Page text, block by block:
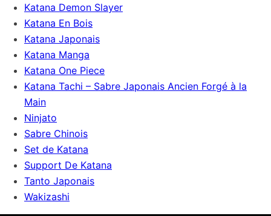
Katana Demon Slayer
Katana En Bois
Katana Japonais
Katana Manga
Katana One Piece
Katana Tachi – Sabre Japonais Ancien Forgé à la
Main
Ninjato
Sabre Chinois
Set de Katana
Support De Katana
Tanto Japonais
Wakizashi